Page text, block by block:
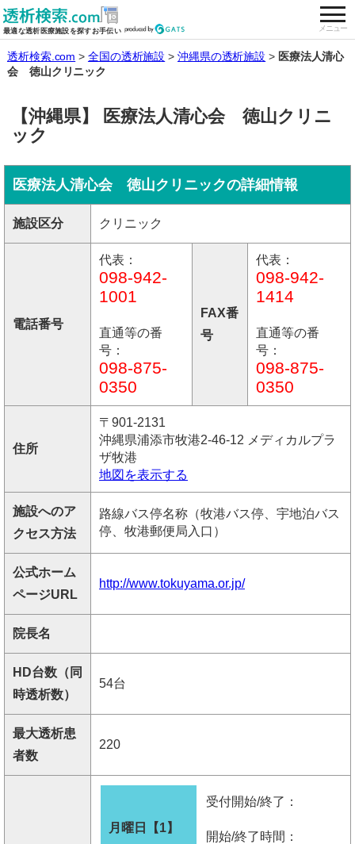
最適な透析医療施設を探すお手伝い メニュー
全国の透析施設を検索する
透析検索.com 全国の透析施設 沖縄県の透析施設
医療法人清心
会 徳山クリニック
【沖縄県】 医療法人清心会 徳山クリニ
ック
医療法人清心会 徳山クリニックの詳細情報
施設区分 クリニック
電話番号
代表：
098-942-
1001
直通等の番
号：
098-875-
0350
FAX番
号
代表：
098-942-
1414
直通等の番
号：
098-875-
0350
住所
〒901-2131
沖縄県浦添市牧港2-46-12 メディカルプラ
ザ牧港
地図を表示する
施設へのア
クセス方法
路線バス停名称（牧港バス停、宇地泊バス
停、牧港郵便局入口）
公式ホーム
ページURL
http://www.tokuyama.or.jp/
院長名
HD台数（同
時透析数）
54台
最大透析患
者数
220
月曜日【1】
受付開始/終了：
開始/終了時間：